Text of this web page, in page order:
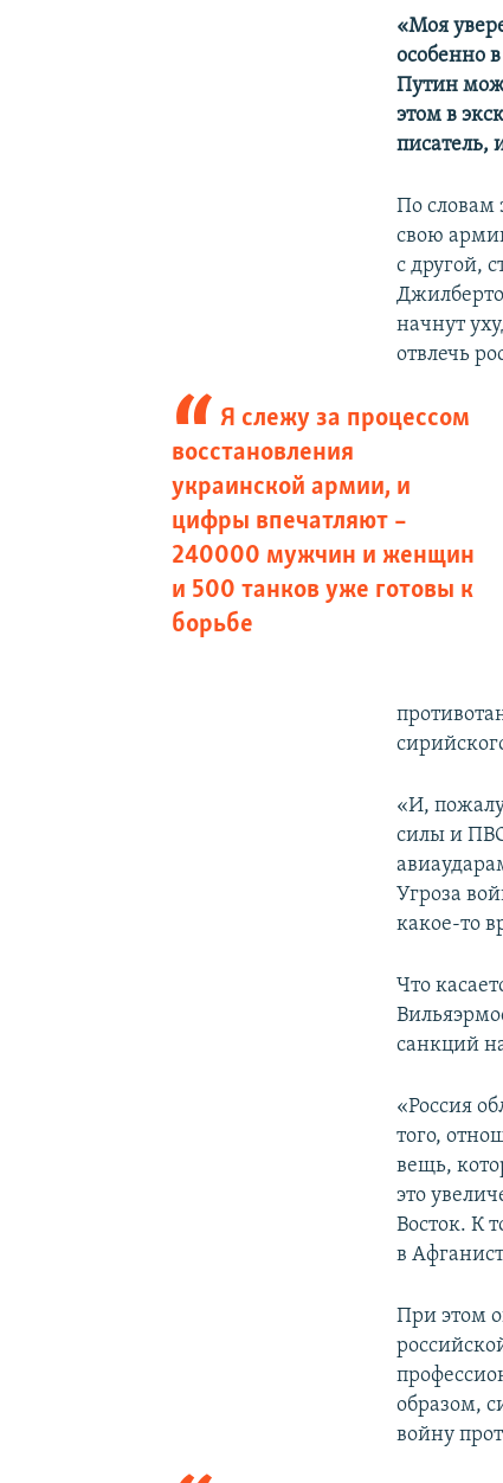
«Моя
особенно
Путин
этом в
писатель,
По словам
свою
с другой,
начнут
отвлечь
Я слежу за процессом
восстановления
украинской армии, и
цифры впечатляют –
240000 мужчин и женщин
и 500 танков уже готовы к
борьбе
«И,
силы и
Угроза
какое-то
Что
санкций
«Россия
того,
вещь,
это
Восток. К
в
При этом
образом,
войну